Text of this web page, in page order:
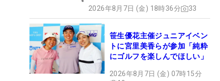
米国女子ツアーの最終予選会に参加。見事トップ合
格を果たし、主戦場を米国に移した。
■2025年
2026年8月7日 (金) 18時36分 33
笹生優花主催ジュニアイベン
トに宮里美香らが参加「純粋
にゴルフを楽しんでほしい」
2026年8月7日 (金) 07時15分